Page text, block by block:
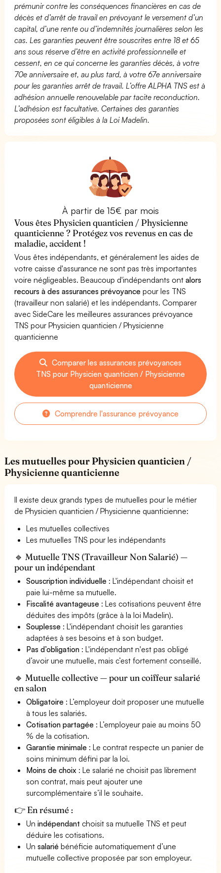
prémunir contre les conséquences financières en cas de
décès et d’arrêt de travail en prévoyant le versement d’un
capital, d’une rente ou d’indemnités journalières selon les
cas. Les garanties peuvent être souscrites entre 18 et 65
ans sous réserve d’être en activité professionnelle et
cessent, en ce qui concerne les garanties décès, à votre
70e anniversaire et, au plus tard, à votre 67e anniversaire
pour les garanties arrêt de travail. L’offre ALPHA TNS est à
adhésion annuelle renouvelable par tacite reconduction.
L’adhésion est facultative. Certaines des garanties
proposées sont éligibles à la Loi Madelin.
À partir de 15€ par mois
Vous êtes Physicien quanticien / Physicienne
quanticienne ? Protégez vos revenus en cas de
maladie, accident !
Vous êtes indépendants, et généralement les aides de
votre caisse d'assurance ne sont pas très importantes
voire négligeables. Beaucoup d'indépendants ontalors
recours à des assurances prévoyance pour les TNS
(travailleur non salarié) et les indépendants. Comparer
avec SideCare les meilleures assurances prévoyance
TNS pour Physicien quanticien / Physicienne
quanticienne
Comparer les assurances prévoyances
TNS pour Physicien quanticien / Physicienne
quanticienne
Comprendre l'assurance prévoyance
Les mutuelles pour Physicien quanticien /
Physicienne quanticienne
Il existe deux grands types de mutuelles pour le métier
de Physicien quanticien / Physicienne quanticienne:
Les mutuelles collectives
Les mutuelles TNS pour les indépendants
🔹 Mutuelle TNS (Travailleur Non Salarié) —
pour un indépendant
Souscription individuelle : L'indépendant choisit et
paie lui-même sa mutuelle.
Fiscalité avantageuse : Les cotisations peuvent être
déduites des impôts (grâce à la loi Madelin).
Souplesse : L'indépendant choisit les garanties
adaptées à ses besoins et à son budget.
Pas d’obligation : L'indépendant n'est pas obligé
d’avoir une mutuelle, mais c’est fortement conseillé.
🔹 Mutuelle collective — pour un coiffeur salarié
en salon
Obligatoire : L’employeur doit proposer une mutuelle
à tous les salariés.
Cotisation partagée : L’employeur paie au moins 50
% de la cotisation.
Garantie minimale : Le contrat respecte un panier de
soins minimum défini par la loi.
Moins de choix : Le salarié ne choisit pas librement
son contrat, mais peut ajouter une
surcomplémentaire s’il le souhaite.
👉 En résumé :
Unindépendant choisit sa mutuelle TNS et peut
déduire les cotisations.
Unsalarié bénéficie automatiquement d’une
mutuelle collective proposée par son employeur.